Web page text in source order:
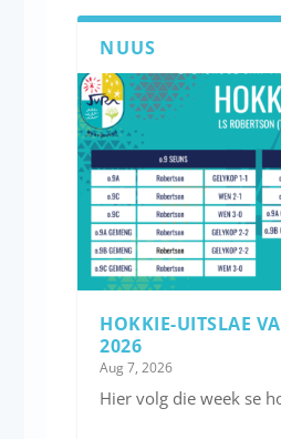
NUUS
HOKKIE-UITSLAE
2026
Aug 7, 2026
Hier volg die week se